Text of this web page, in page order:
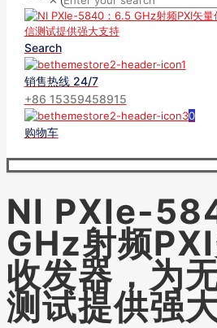
Search
销售热线 24/7
+86 15359458915
0
购物车
NI PXIe-
GHz射频
收发器，为
测试提供强